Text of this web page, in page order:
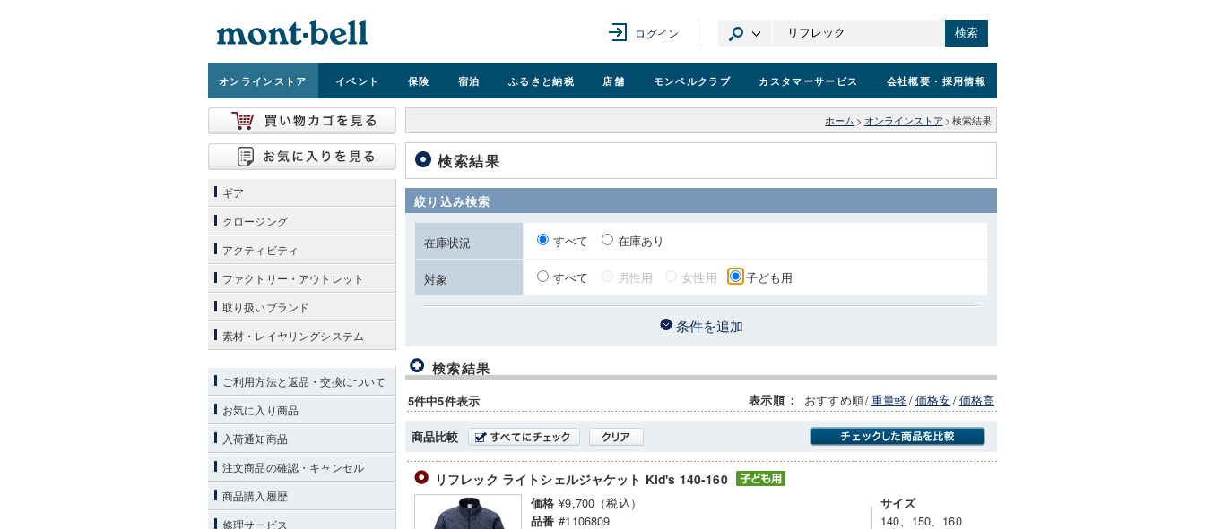
ログイン 検索
オンラインストア イベント 保険 宿泊 ふるさと納税 店舗 モンベルクラブ カスタマーサービス 会社概要 ・採用情報
ホーム > オンラインストア > 検索結果
検索結果
絞り込み検索
在庫状況 すべて 在庫あり
対象 すべて 男性用 女性用 子ども用
条件を追加
検索結果
5件中5件表示 表示順 ： おすすめ順/重量軽/価格安/価格高
商品比較
リフレック ライトシェルジャケット Kid's 140-160
価格 ¥9,700（税込）
品番 #1106809
サイズ
140、150、160
ギア
クロージング
アクティビティ
ファクトリー・アウトレット
取り扱いブランド
素材・レイヤリングシステム
ご利用方法と返品・交換について
お気に入り商品
入荷通知商品
注文商品の確認・キャンセル
商品購入履歴
修理サービス